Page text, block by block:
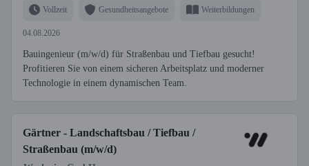
Vollzeit Gesundheitsangebote Weiterbildungen
04.08.2026
Bauingenieur (m/w/d) für Straßenbau und Tiefbau gesucht!
Profitieren Sie von einem sicheren Arbeitsplatz und moderner
Technologie in einem dynamischen Team.
Gärtner - Landschaftsbau / Tiefbau /
Straßenbau (m/w/d)